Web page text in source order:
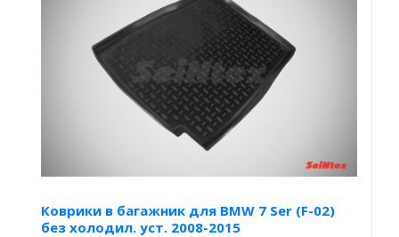
Коврики в багажник для BMW 7 Ser (F-02)
без холодил. уст. 2008-2015